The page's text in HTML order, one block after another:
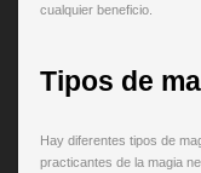
cualquier beneficio.
Tipos de
Hay diferentes tipos de
practicantes de la magia